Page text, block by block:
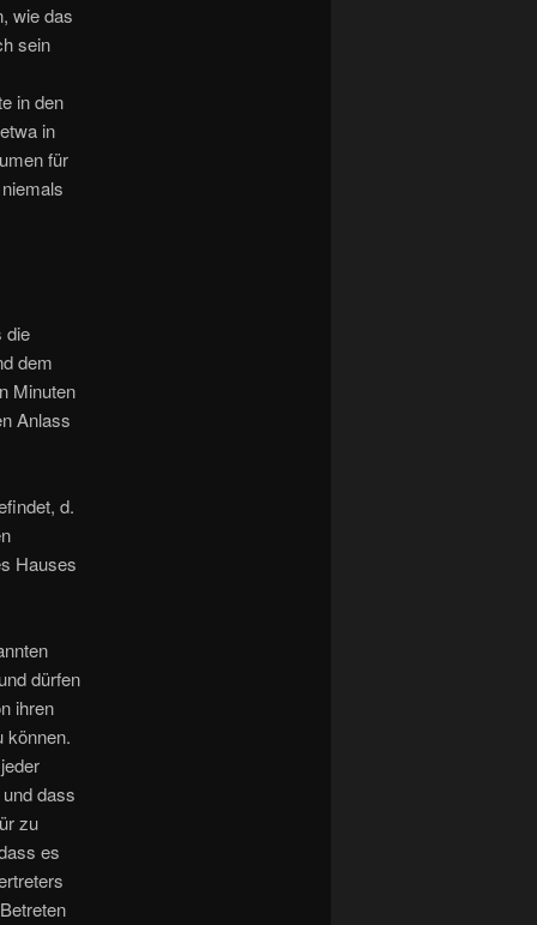
wie das
sein
in den
in
für
die
dem
Minuten
Anlass
d.
Hauses
dürfen
ihren
können.
dass
zu
es